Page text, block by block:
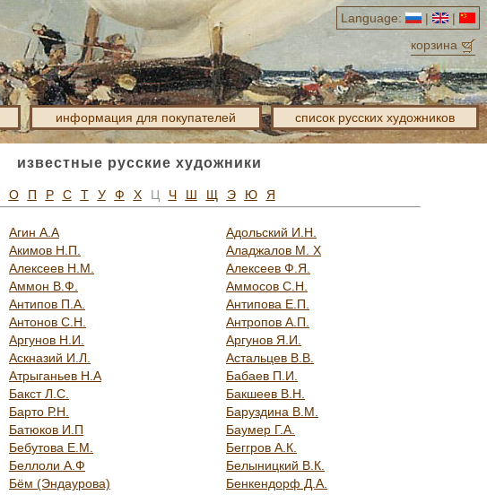
Language: |
|
корзина
информация для покупателей список русских художников
известные русские художники
О П Р С Т У Ф Х Ц Ч Ш Щ Э Ю Я
Агин А.А
Адольский И.Н.
Акимов Н.П.
Аладжалов М. Х
Алексеев Н.М.
Алексеев Ф.Я.
Аммон В.Ф.
Аммосов С.Н.
Антипов П.А.
Антипова Е.П.
Антонов С.Н.
Антропов А.П.
Аргунов Н.И.
Аргунов Я.И.
Аскназий И.Л.
Астальцев В.В.
Атрыганьев Н.А
Бабаев П.И.
Бакст Л.С.
Бакшеев В.Н.
Барто Р.Н.
Баруздина В.М.
Батюков И.П
Баумер Г.А.
Бебутова Е.М.
Беггров А.К.
Беллоли А.Ф
Белыницкий В.К.
Бём (Эндаурова)
Бенкендорф Д.А.